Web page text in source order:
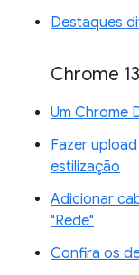
Destaques
Chrome
Um Chrome
Fazer
estilização
Adicionar
"Rede"
Confira os